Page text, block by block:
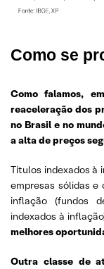
Como se
Como falamos,
reaceleração dos
no Brasil e no
a alta de preços
Títulos indexados à
empresas sólidas
inflação (fundos
indexados à
melhores
Outra classe de